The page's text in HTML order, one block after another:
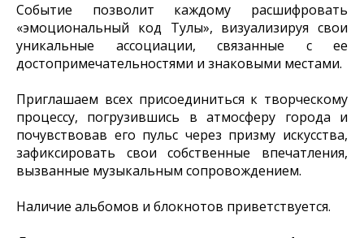
Событие позволит каждому расшифровать
«эмоциональный код Тулы», визуализируя свои
уникальные ассоциации, связанные с ее
достопримечательностями и знаковыми местами.
Приглашаем всех присоединиться к творческому
процессу, погрузившись в атмосферу города и
почувствовав его пульс через призму искусства,
зафиксировать свои собственные впечатления,
вызванные музыкальным сопровождением.
Наличие альбомов и блокнотов приветствуется.